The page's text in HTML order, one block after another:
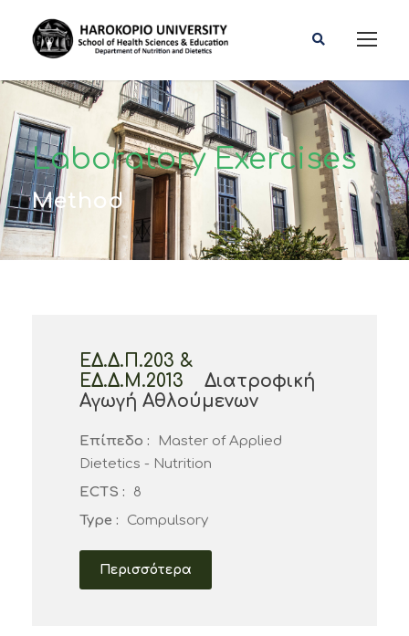
Laboratory Exercises
Method
ΕΔ.Δ.Π.203 &
ΕΔ.Δ.Μ.2013
Διατροφική
Αγωγή Αθλούμενων
Επίπεδο :
Master of Applied
Dietetics - Nutrition
ECTS :
8
Type :
Compulsory
Περισσότερα